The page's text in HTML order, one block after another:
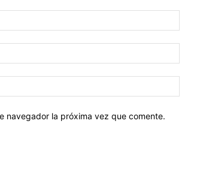
web:
navegador la próxima vez que comente.